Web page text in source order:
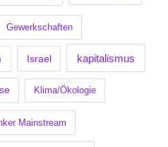
Gewerkschaften
Israel kapitalismus
Klima/Ökologie
Mainstream